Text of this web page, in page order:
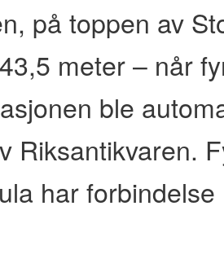
på toppen av
meter – når
ble
Riksantikvaren.
har